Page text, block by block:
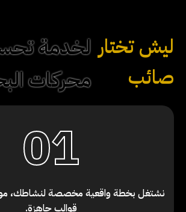
ليش تختار
صائب
لخدمة
محركات
01
نشتغل بخطة واقعية مخصصة لنشاطك،
قوالب جاهزة.